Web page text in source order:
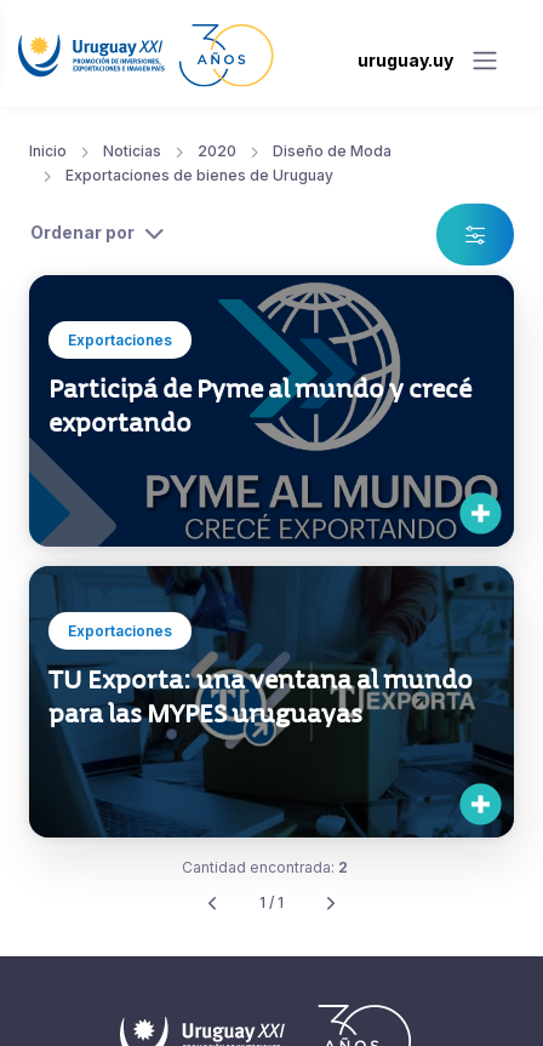
uruguay.uy
Inicio Noticias 2020
Diseño de Moda
Exportaciones de bienes de Uruguay
Ordenar por
Exportaciones
Participá de Pyme al mundo y crecé
exportando
Exportaciones
TU Exporta: una ventana al mundo
para las MYPES uruguayas
Cantidad encontrada: 2
1 / 1